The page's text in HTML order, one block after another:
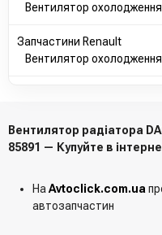
Вентилятор
Запчастини Renault
Вентилятор
Вентилятор радіатора
85891 — Купуйте в
На Avtoclick.com.ua
автозапчастин